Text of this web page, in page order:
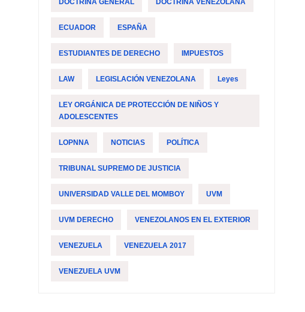
DOCTRINA GENERAL DOCTRINA VENEZOLANA
ECUADOR ESPAÑA
ESTUDIANTES DE DERECHO IMPUESTOS
LAW LEGISLACIÓN VENEZOLANA Leyes
LEY ORGÁNICA DE PROTECCIÓN DE NIÑOS Y
ADOLESCENTES
LOPNNA NOTICIAS POLÍTICA
TRIBUNAL SUPREMO DE JUSTICIA
UNIVERSIDAD VALLE DEL MOMBOY UVM
UVM DERECHO VENEZOLANOS EN EL EXTERIOR
VENEZUELA VENEZUELA 2017
VENEZUELA UVM